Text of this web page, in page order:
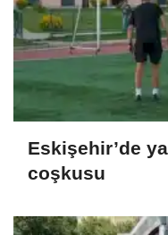
Eskişehir’de
coşkusu